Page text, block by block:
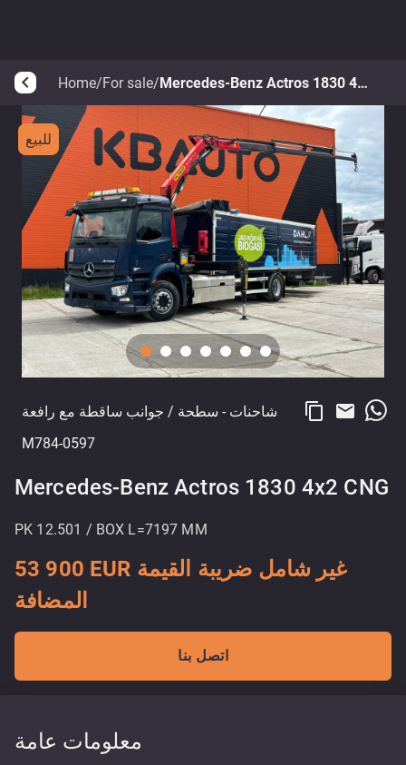
arrow_back_ios Home/For sale/ Mercedes-Benz Actros 1830 4x2 CNG
للبيع
شاحنات - سطحة / جوانب ساقطة مع رافعة
M784-0597
content_copy email
Mercedes-Benz Actros 1830 4x2 CNG
PK 12.501 / BOX L=7197 MM
53 900 EUR غير شامل ضريبة القيمة
المضافة
اتصل بنا
معلومات عامة